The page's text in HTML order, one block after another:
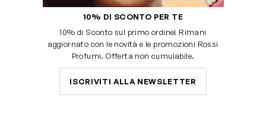
10% DI SCONTO PER TE
10% di Sconto sul primo ordine! Rimani
aggiornato con le novità e le promozioni Rossi
Profumi. Offerta non cumulabile.
ISCRIVITI ALLA NEWSLETTER